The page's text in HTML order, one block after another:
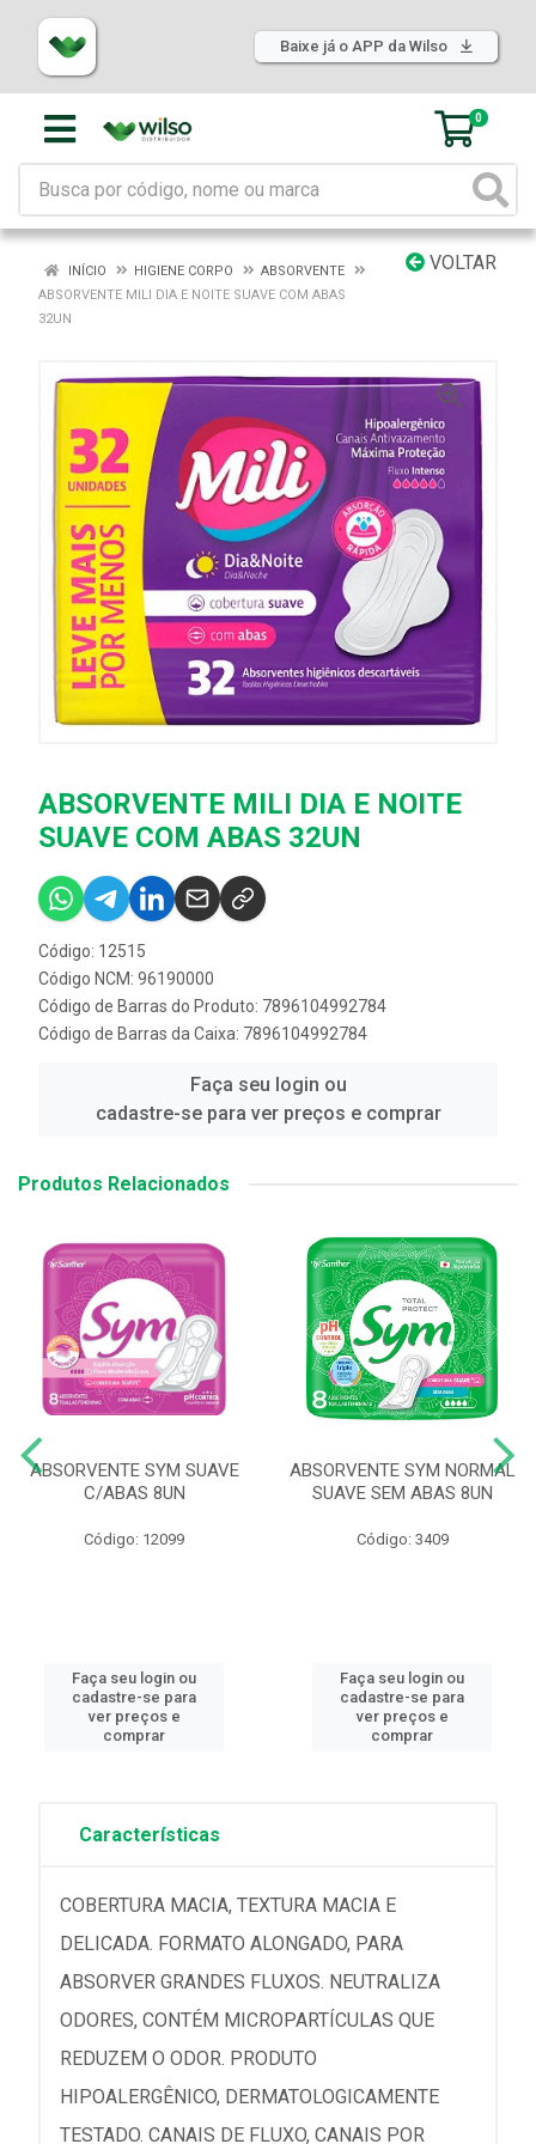
Baixe já o APP da Wilso
0
VOLTAR
INÍCIO HIGIENE CORPO
ABSORVENTE
ABSORVENTE MILI DIA E NOITE SUAVE COM ABAS
32UN
ABSORVENTE MILI DIA E NOITE
SUAVE COM ABAS 32UN
Código: 12515
Código NCM: 96190000
Código de Barras do Produto: 7896104992784
Código de Barras da Caixa: 7896104992784
Faça seu login ou
cadastre-se para ver preços e comprar
Produtos Relacionados
ABSORVENTE SYM SUAVE
C/ABAS 8UN
Código: 12099
Faça seu login ou
cadastre-se para
ver preços e
comprar
ABSORVENTE SYM NORMAL
SUAVE SEM ABAS 8UN
Código: 3409
Faça seu login ou
cadastre-se para
ver preços e
comprar
Características
COBERTURA MACIA, TEXTURA MACIA E
DELICADA. FORMATO ALONGADO, PARA
ABSORVER GRANDES FLUXOS. NEUTRALIZA
ODORES, CONTÉM MICROPARTÍCULAS QUE
REDUZEM O ODOR. PRODUTO
HIPOALERGÊNICO, DERMATOLOGICAMENTE
TESTADO. CANAIS DE FLUXO, CANAIS POR